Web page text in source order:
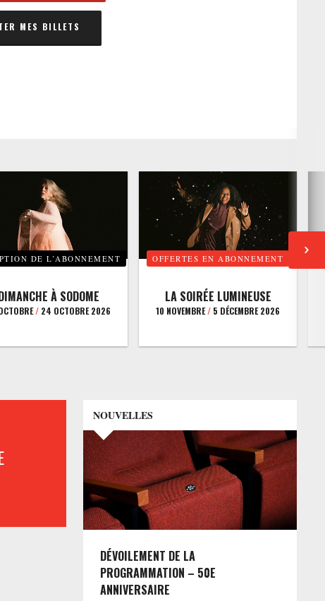
MES BILLETS
DE L’ABONNEMENT
À SODOME
/24 OCTOBRE 2026
OFFERTES EN ABONNEMENT
LA SOIRÉE LUMINEUSE
10 NOVEMBRE/ 5 DÉCEMBRE 2026
NOUVELLES
DÉVOILEMENT DE LA
PROGRAMMATION – 50E
ANNIVERSAIRE